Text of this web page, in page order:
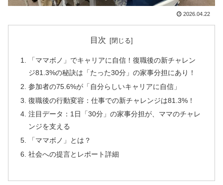
2026.04.22
目次
「ママボノ」でキャリアに自信！復職後の新チャレン
ジ81.3%の秘訣は「たった30分」の家事分担にあり！
参加者の75.6%が「自分らしいキャリアに自信」
復職後の行動変容：仕事での新チャレンジは81.3%！
注目データ：1日「30分」の家事分担が、ママのチャレ
ンジを支える
「ママボノ」とは？
社会への提言とレポート詳細